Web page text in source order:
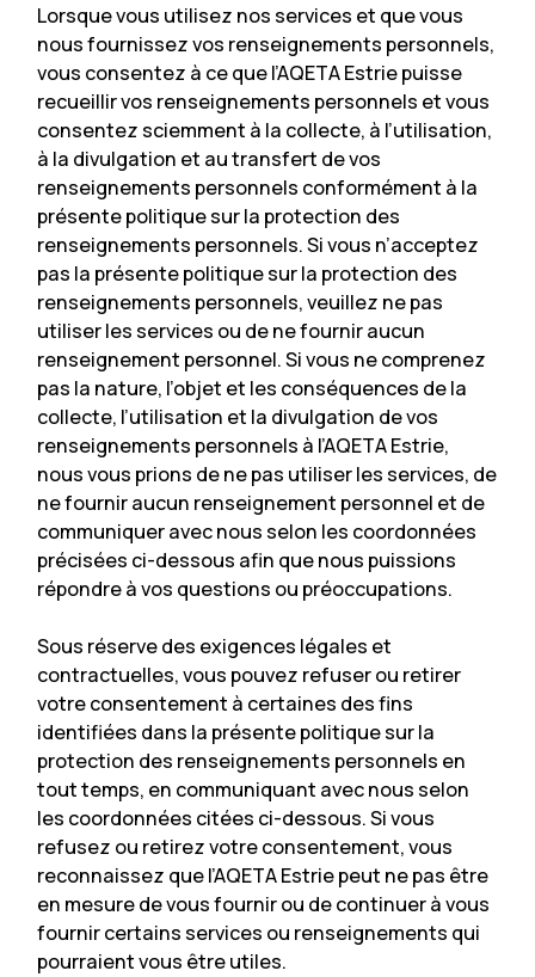
Lorsque vous utilisez nos services et que vous
nous fournissez vos renseignements personnels,
vous consentez à ce que l’AQETA Estrie puisse
recueillir vos renseignements personnels et vous
consentez sciemment à la collecte, à l’utilisation,
à la divulgation et au transfert de vos
renseignements personnels conformément à la
présente politique sur la protection des
renseignements personnels. Si vous n’acceptez
pas la présente politique sur la protection des
renseignements personnels, veuillez ne pas
utiliser les services ou de ne fournir aucun
renseignement personnel. Si vous ne comprenez
pas la nature, l’objet et les conséquences de la
collecte, l’utilisation et la divulgation de vos
renseignements personnels à l’AQETA Estrie,
nous vous prions de ne pas utiliser les services, de
ne fournir aucun renseignement personnel et de
communiquer avec nous selon les coordonnées
précisées ci-dessous afin que nous puissions
répondre à vos questions ou préoccupations.
Sous réserve des exigences légales et
contractuelles, vous pouvez refuser ou retirer
votre consentement à certaines des fins
identifiées dans la présente politique sur la
protection des renseignements personnels en
tout temps, en communiquant avec nous selon
les coordonnées citées ci-dessous. Si vous
refusez ou retirez votre consentement, vous
reconnaissez que l’AQETA Estrie peut ne pas être
en mesure de vous fournir ou de continuer à vous
fournir certains services ou renseignements qui
pourraient vous être utiles.